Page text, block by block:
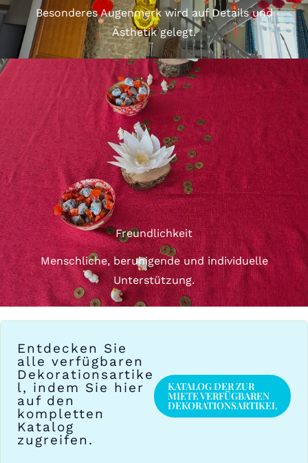
Besonderes Augenmerk wird auf Details und
Ästhetik gelegt.
Freundlichkeit
Menschliche, beruhigende und individuelle
Unterstützung.
Entdecken Sie
alle verfügbaren
Dekorationsartike
l, indem Sie hier
auf den
kompletten
Katalog
zugreifen.
KATALOG DER ZUR
MIETE VERFÜGBAREN
DEKORATIONSARTIKEL